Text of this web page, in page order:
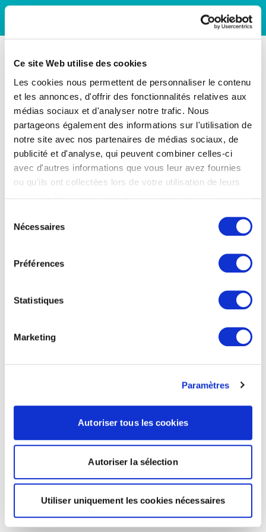
Ce site Web utilise des cookies
Les cookies nous permettent de personnaliser le contenu
et les annonces, d'offrir des fonctionnalités relatives aux
médias sociaux et d'analyser notre trafic. Nous
partageons également des informations sur l'utilisation de
notre site avec nos partenaires de médias sociaux, de
publicité et d'analyse, qui peuvent combiner celles-ci
avec d'autres informations que vous leur avez fournies
ou qu'ils ont collectées lors de votre utilisation de leurs
Nécessaires
Préférences
Statistiques
Marketing
Paramètres
Autoriser tous les cookies
Autoriser la sélection
Utiliser uniquement les cookies nécessaires